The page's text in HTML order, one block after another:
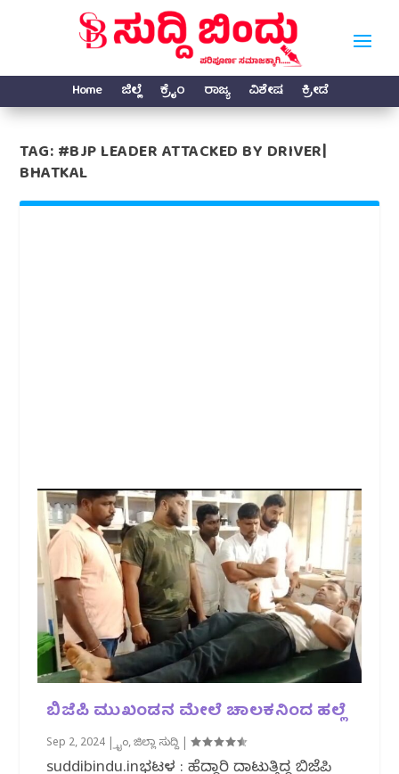
Home ಜಿಲ್ಲೆ ಕ್ರೈಂ ರಾಜ್ಯ ವಿಶೇಷ ಕ್ರೀಡೆ
TAG:#BJP LEADER ATTACKED BY DRIVER|
BHATKAL
ಬಿಜೆಪಿ ಮುಖಂಡನ ಮೇಲೆ ಚಾಲಕನಿಂದ ಹಲ್ಲೆ
Sep 2, 2024 |ಕ್ರೈಂ,ಜಿಲ್ಲಾ ಸುದ್ದಿ |
suddibindu.inಭಟ್ಕಳ : ಹೆದ್ದಾರಿ ದಾಟುತ್ತಿದ್ದ ಬಿಜೆಪಿ